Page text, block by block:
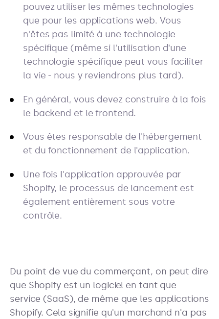
pouvez utiliser les mêmes technologies
que pour les applications web. Vous
n'êtes pas limité à une technologie
spécifique (même si l'utilisation d'une
technologie spécifique peut vous faciliter
la vie - nous y reviendrons plus tard).
En général, vous devez construire à la fois
le backend et le frontend.
Vous êtes responsable de l'hébergement
et du fonctionnement de l'application.
Une fois l'application approuvée par
Shopify, le processus de lancement est
également entièrement sous votre
contrôle.
Du point de vue du commerçant, on peut dire
que Shopify est un logiciel en tant que
service (SaaS), de même que les applications
Shopify. Cela signifie qu'un marchand n'a pas